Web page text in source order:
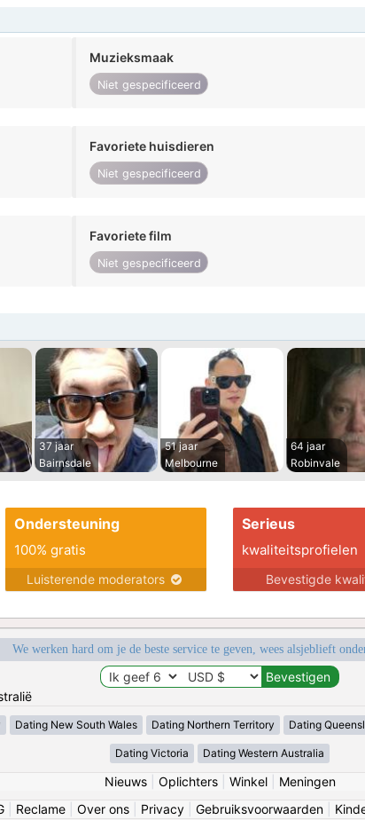
Muzieksmaak
Niet gespecificeerd
Favoriete huisdieren
Niet gespecificeerd
Favoriete film
Niet gespecificeerd
37 jaar
Bairnsdale
51 jaar
Melbourne
64 jaar
Robinvale
Ondersteuning
100% gratis
Luisterende moderators
Serieus
kwaliteitsprofielen
Bevestigde
We werken hard om je de beste service te geven, wees alsjeblieft
Dating New South Wales Dating Northern Territory Dating
Dating Victoria Dating Western Australia
Nieuws| Oplichters| Winkel| Meningen
Reclame Over ons Privacy Gebruiksvoorwaarden